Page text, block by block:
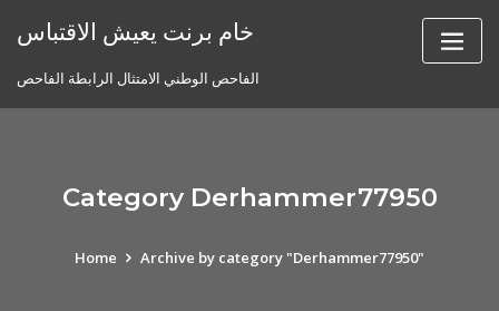
خام برنت يعيش الاقتباس
الفاحص الوطني الامتثال الرابطة الفاحص
Category Derhammer77950
Home Archive by category "Derhammer77950"